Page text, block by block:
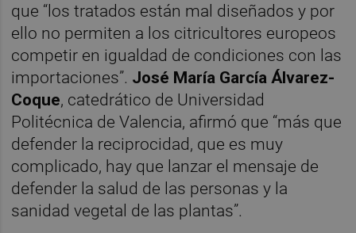
que “los tratados están mal diseñados y por
ello no permiten a los citricultores europeos
competir en igualdad de condiciones con las
importaciones”. José María García Álvarez-
Coque, catedrático de Universidad
Politécnica de Valencia, afirmó que “más que
defender la reciprocidad, que es muy
complicado, hay que lanzar el mensaje de
defender la salud de las personas y la
sanidad vegetal de las plantas”.